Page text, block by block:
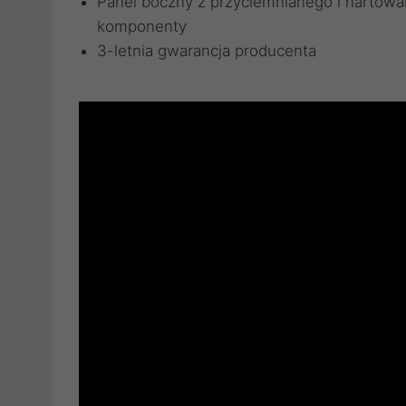
komponenty
3-letnia gwarancja producenta